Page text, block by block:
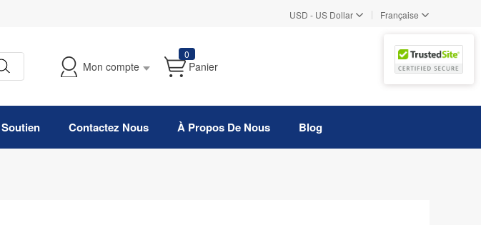
USD - US Dollar | Française
Mon compte
0
Panier
Soutien Contactez Nous À Propos De Nous Blog